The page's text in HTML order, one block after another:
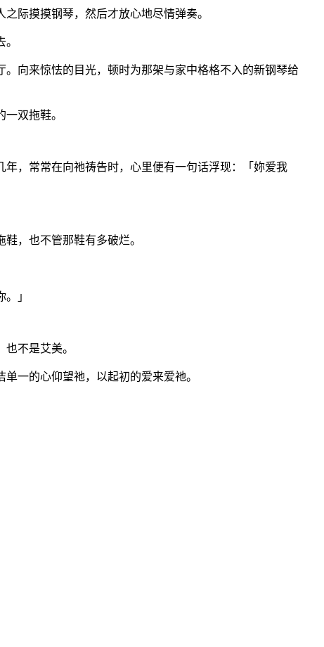
际摸摸钢琴，然后才放心地尽情弹奏。
向来惊怯的目光，顿时为那架与家中格格不入的新钢琴给
双拖鞋。
，常常在向祂祷告时，心里便有一句话浮现：「妳爱我
，也不管那鞋有多破烂。
」
不是艾美。
一的心仰望祂，以起初的爱来爱祂。